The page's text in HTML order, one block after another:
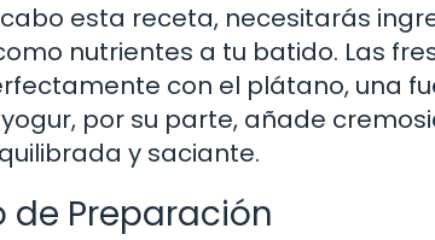
esta receta, necesitarás
nutrientes a tu batido. Las
con el plátano, una
yogur, por su parte, añade
y saciante.
de Preparación